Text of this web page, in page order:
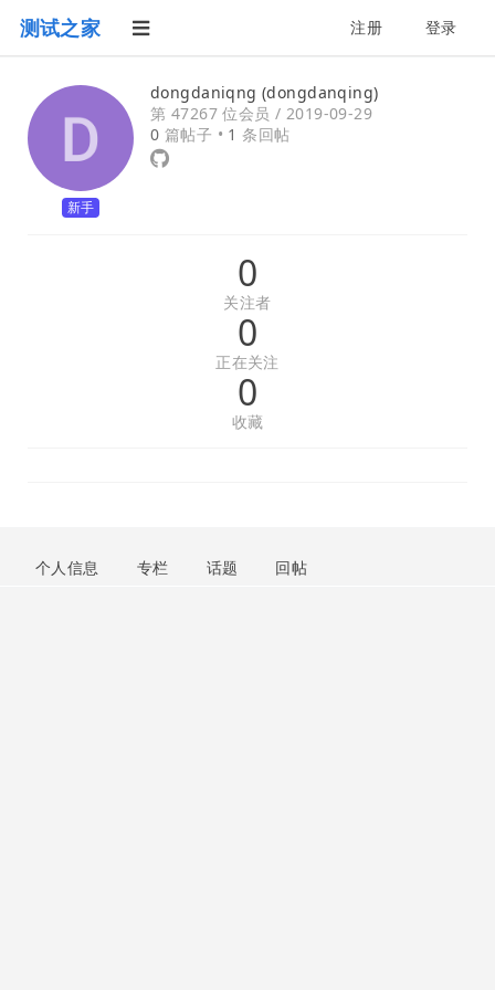
测试之家 注册 登录
新手
dongdaniqng (dongdanqing)
第 47267 位会员 / 2019-09-29
0 篇帖子 • 1 条回帖
0
关注者
0
正在关注
0
收藏
个人信息 专栏 话题 回帖